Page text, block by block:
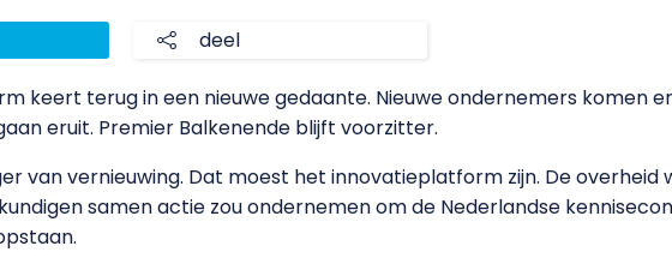
deel
keert terug in een nieuwe gedaante. Nieuwe ondernemers komen
eruit. Premier Balkenende blijft voorzitter.
van vernieuwing. Dat moest het innovatieplatform zijn. De overheid
samen actie zou ondernemen om de Nederlandse